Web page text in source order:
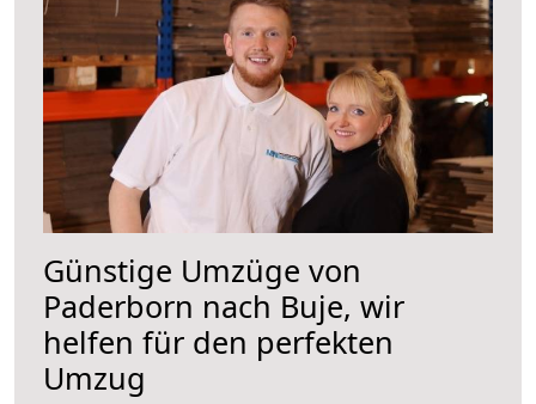
Günstige Umzüge von
Paderborn nach Buje, wir
helfen für den perfekten
Umzug